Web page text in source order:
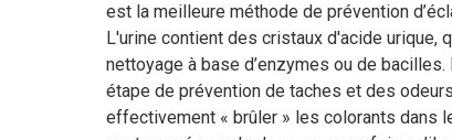
est la meilleure méthode de prévention
L'urine contient des cristaux d'acide urique,
nettoyage à base d’enzymes ou de
étape de prévention de taches et des
effectivement « brûler » les colorants dans